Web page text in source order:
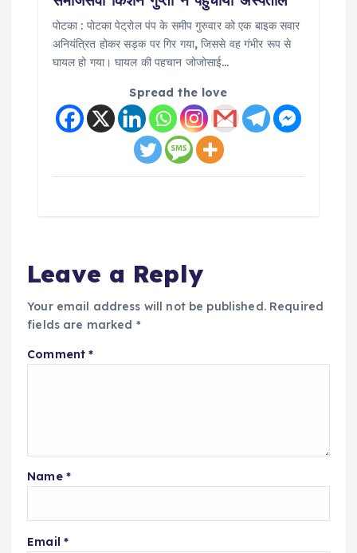
पोटका : पोटका पेट्रोल पंप के समीप गुरुवार को एक बाइक सवार
अनियंत्रित होकर सड़क पर गिर गया, जिससे वह गंभीर रूप से
घायल हो गया। घायल की पहचान जोजोसाई…
Spread the love
Leave a Reply
Your email address will not be published. Required
fields are marked *
Comment*
Name *
Email *